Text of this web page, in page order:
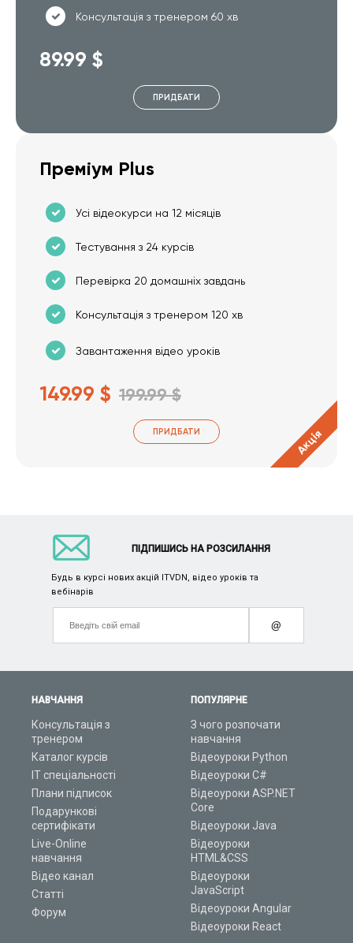
Консультація з тренером 60 хв
89.99 $
ПРИДБАТИ
Преміум Plus
Усі відеокурси на 12 місяців
Тестування з 24 курсів
Перевірка 20 домашніх завдань
Консультація з тренером 120 хв
Завантаження відео уроків
149.99 $ 199.99 $
ПРИДБАТИ Акція
НАВЧАННЯ
Консультація з
тренером
Каталог курсів
ІТ спеціальності
Плани підписок
Подарункові
сертифікати
Live-Online
навчання
Відео канал
Статті
Форум
ПОПУЛЯРНЕ
З чого розпочати
навчання
Відеоуроки Python
Відеоуроки C#
Відеоуроки ASP.NET
Core
Відеоуроки Java
Відеоуроки
HTML&CSS
Відеоуроки
JavaScript
Відеоуроки Angular
Відеоуроки React
ПІДПИШИСЬ НА РОЗСИЛАННЯ
Будь в курсі нових акцій ITVDN, відео уроків та
вебінарів
@